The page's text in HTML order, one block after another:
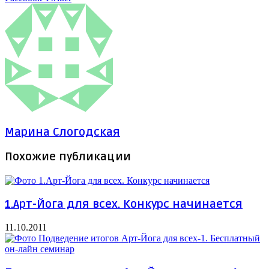
через
электронную
почту
Марина Слогодская
Похожие публикации
1.Арт-Йога для всех. Конкурс начинается
11.10.2011